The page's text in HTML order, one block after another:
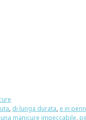
, di lunga durata, e in
manicure impeccabile,